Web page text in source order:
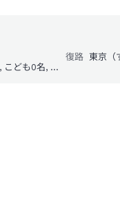
復路 東京（
1部屋 / おとな2名, こども0名, 幼児0名